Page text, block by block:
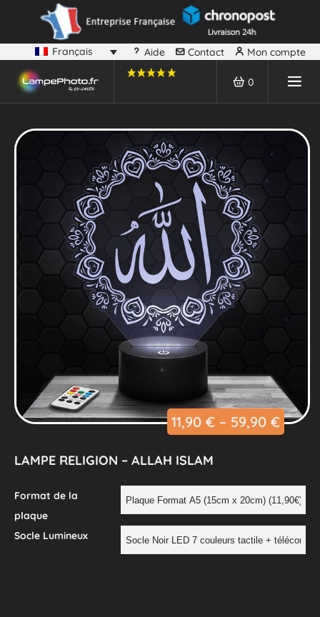
Français Aide Contact Mon compte
0
11,90 € – 59,90 €
LAMPE RELIGION – ALLAH ISLAM
Format de la
plaque
Socle Lumineux